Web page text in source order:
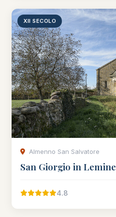
XII SECOLO
Almenno San Salvatore
San Giorgio in Lemine
4.8